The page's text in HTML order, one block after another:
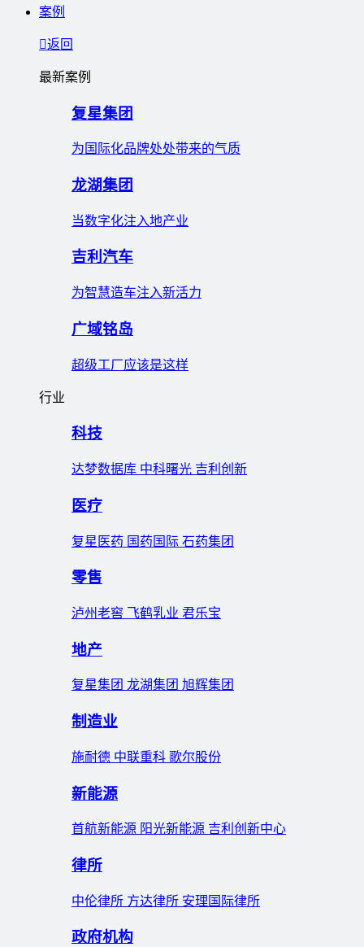
案例
返回
最新案例
复星集团
为国际化品牌处处带来的气质
龙湖集团
当数字化注入地产业
吉利汽车
为智慧造车注入新活力
广域铭岛
超级工厂应该是这样
行业
科技
达梦数据库 中科曙光 吉利创新
医疗
复星医药 国药国际 石药集团
零售
泸州老窖 飞鹤乳业 君乐宝
地产
复星集团 龙湖集团 旭辉集团
制造业
施耐德 中联重科 歌尔股份
新能源
首航新能源 阳光新能源 吉利创新中心
律所
中伦律所 方达律所 安理国际律所
政府机构